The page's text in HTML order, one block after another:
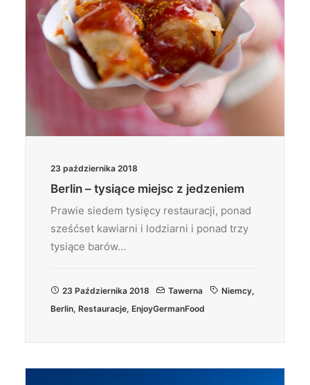
23 października 2018
Berlin – tysiące miejsc z jedzeniem
Prawie siedem tysięcy restauracji, ponad
sześćset kawiarni i lodziarni i ponad trzy
tysiące barów…
23 Października 2018 Tawerna Niemcy,
Berlin, Restauracje, EnjoyGermanFood